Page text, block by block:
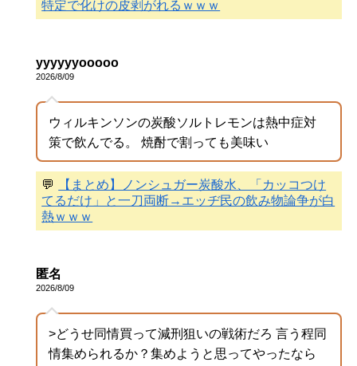
特定で化けの皮剥がれるｗｗｗ
yyyyyyooooo
2026/8/09
ウィルキンソンの炭酸ソルトレモンは熱中症対
策で飲んでる。 焼酎で割っても美味い
💬
【まとめ】ノンシュガー炭酸水、「カッコつけ
てるだけ」と一刀両断→エッヂ民の飲み物論争が白
熱ｗｗｗ
匿名
2026/8/09
>どうせ同情買って減刑狙いの戦術だろ 言う程同
情集められるか？集めようと思ってやったなら